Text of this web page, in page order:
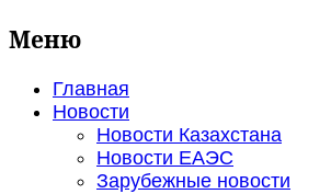
Меню
Главная
Новости
Новости Казахстана
Новости ЕАЭС
Зарубежные новости